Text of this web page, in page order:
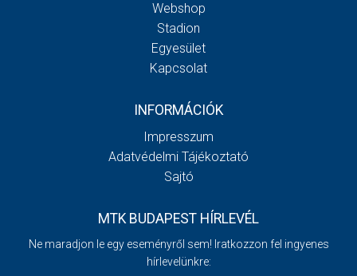
Webshop
Stadion
Egyesület
Kapcsolat
INFORMÁCIÓK
Impresszum
Adatvédelmi Tájékoztató
Sajtó
MTK BUDAPEST HÍRLEVÉL
Ne maradjon le egy eseményről sem! Iratkozzon fel ingyenes
hírlevelünkre: